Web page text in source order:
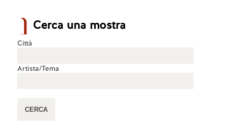
Cerca una mostra
Città
Artista/Tema